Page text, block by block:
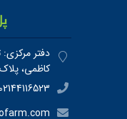
دفتر
کاظمی، پلاک 41، واحد 12